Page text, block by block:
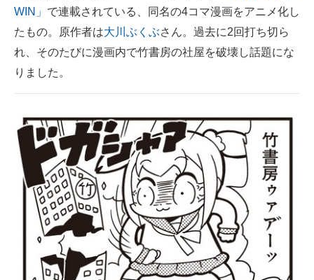
WIN」 で連載されている、同名の4コマ漫画をアニメ化し
たもの。原作者は大川ぶくぶさん。過去に2回打ち切ら
れ、そのたびに漫画内で竹書房の社屋を破壊し話題にな
りました。